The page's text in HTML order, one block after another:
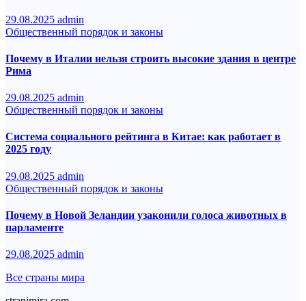
29.08.2025 admin
Общественный порядок и законы
Почему в Италии нельзя строить высокие здания в центре
Рима
29.08.2025 admin
Общественный порядок и законы
Система социального рейтинга в Китае: как работает в
2025 году
29.08.2025 admin
Общественный порядок и законы
Почему в Новой Зеландии узаконили голоса животных в
парламенте
29.08.2025 admin
Все страны мира